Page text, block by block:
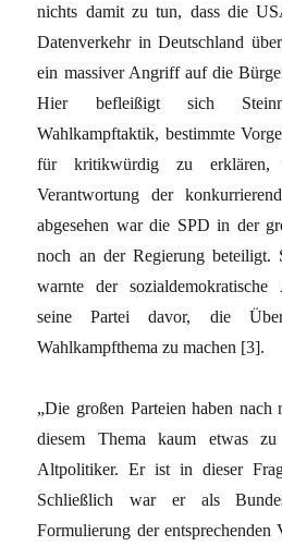
nichts damit zu tun, dass die
Datenverkehr in Deutschland
ein massiver Angriff auf die
Hier befleißigt sich
Wahlkampftaktik, bestimmte
für kritikwürdig zu
Verantwortung der
abgesehen war die SPD in der
noch an der Regierung beteiligt.
warnte der
seine Partei davor, die
Wahlkampfthema zu machen [3].
„Die großen Parteien haben nach
diesem Thema kaum etwas
Altpolitiker. Er ist in dieser
Schließlich war er als
Formulierung der entsprechenden